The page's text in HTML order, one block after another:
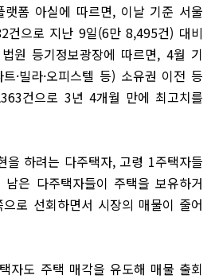
폼 아실에 따르면, 이날 기준 서울
건으로 지난 9일(6만 8,495건) 대비
원 등기정보광장에 따르면, 4월 기
·빌라·오피스텔 등) 소유권 이전 등
건으로 3년 4개월 만에 최고치를
을 하려는 다주택자, 고령 1주택자들
은 다주택자들이 주택을 보유하거
로 선회하면서 시장의 매물이 줄어
자도 주택 매각을 유도해 매물 출회